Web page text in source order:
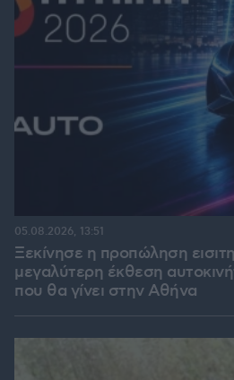
Ξεκίνησε η προπώληση
μεγαλύτερη έκθεση
που θα γίνει στην Αθήνα
05.08.2026, 13:51